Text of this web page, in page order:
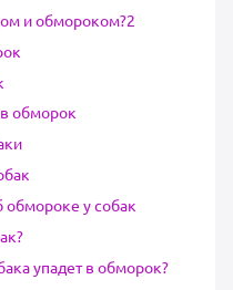
и обмороком?2
в обморок
у собак
упадет в обморок?